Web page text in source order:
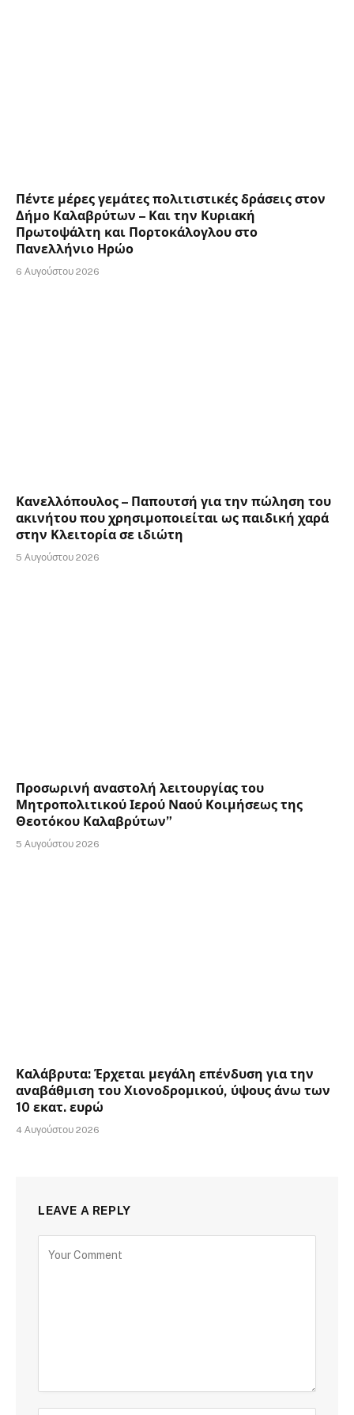
Πέντε μέρες γεμάτες πολιτιστικές δράσεις στον
Δήμο Καλαβρύτων – Και την Κυριακή
Πρωτοψάλτη και Πορτοκάλογλου στο
Πανελλήνιο Ηρώο
6 Αυγούστου 2026
Κανελλόπουλος – Παπουτσή για την πώληση του
ακινήτου που χρησιμοποιείται ως παιδική χαρά
στην Κλειτορία σε ιδιώτη
5 Αυγούστου 2026
Προσωρινή αναστολή λειτουργίας του
Μητροπολιτικού Ιερού Ναού Κοιμήσεως της
Θεοτόκου Καλαβρύτων”
5 Αυγούστου 2026
Καλάβρυτα: Έρχεται μεγάλη επένδυση για την
αναβάθμιση του Χιονοδρομικού, ύψους άνω των
10 εκατ. ευρώ
4 Αυγούστου 2026
LEAVE A REPLY